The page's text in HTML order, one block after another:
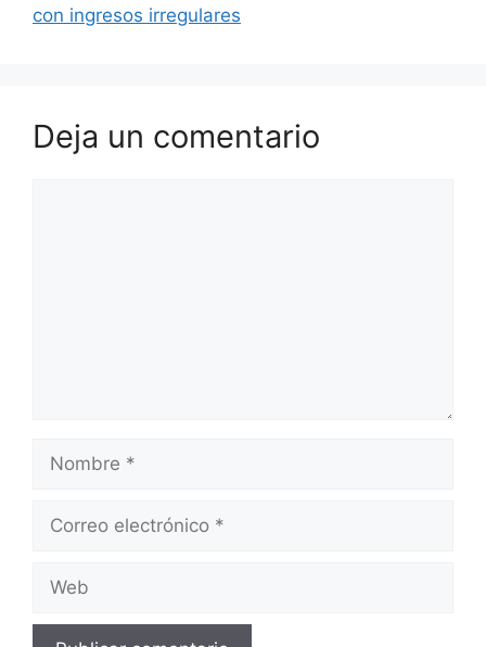
con ingresos irregulares
Deja un comentario
electrónico